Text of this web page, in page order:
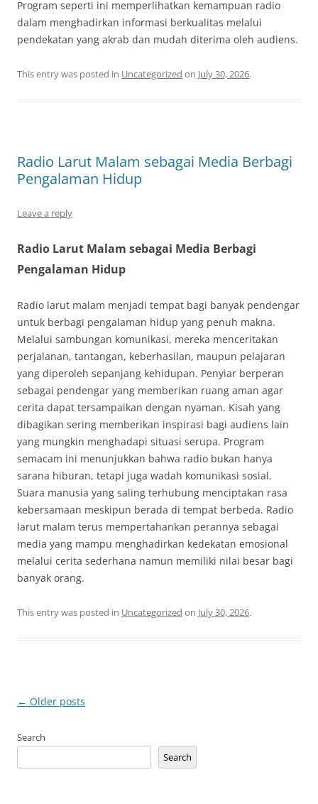
Program seperti ini memperlihatkan kemampuan radio
dalam menghadirkan informasi berkualitas melalui
pendekatan yang akrab dan mudah diterima oleh audiens.
This entry was posted in Uncategorized on July 30, 2026.
Radio Larut Malam sebagai Media Berbagi
Pengalaman Hidup
Leave a reply
Radio Larut Malam sebagai Media Berbagi
Pengalaman Hidup
Radio larut malam menjadi tempat bagi banyak pendengar
untuk berbagi pengalaman hidup yang penuh makna.
Melalui sambungan komunikasi, mereka menceritakan
perjalanan, tantangan, keberhasilan, maupun pelajaran
yang diperoleh sepanjang kehidupan. Penyiar berperan
sebagai pendengar yang memberikan ruang aman agar
cerita dapat tersampaikan dengan nyaman. Kisah yang
dibagikan sering memberikan inspirasi bagi audiens lain
yang mungkin menghadapi situasi serupa. Program
semacam ini menunjukkan bahwa radio bukan hanya
sarana hiburan, tetapi juga wadah komunikasi sosial.
Suara manusia yang saling terhubung menciptakan rasa
kebersamaan meskipun berada di tempat berbeda. Radio
larut malam terus mempertahankan perannya sebagai
media yang mampu menghadirkan kedekatan emosional
melalui cerita sederhana namun memiliki nilai besar bagi
banyak orang.
This entry was posted in Uncategorized on July 30, 2026.
Post
← Older posts
Search
Search